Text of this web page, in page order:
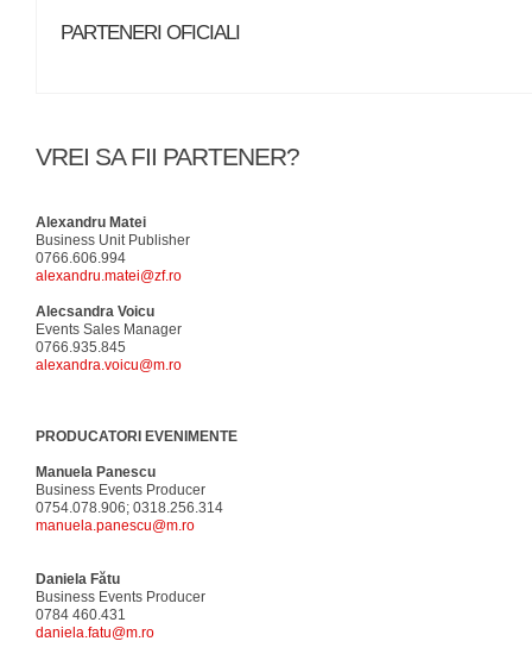
PARTENERI OFICIALI
VREI SA FII PARTENER?
Alexandru Matei
Business Unit Publisher
0766.606.994
alexandru.matei@zf.ro
Alecsandra Voicu
Events Sales Manager
0766.935.845
alexandra.voicu@m.ro
PRODUCATORI EVENIMENTE
Manuela Panescu
Business Events Producer
0754.078.906; 0318.256.314
manuela.panescu@m.ro
Daniela Fătu
Business Events Producer
0784 460.431
daniela.fatu@m.ro